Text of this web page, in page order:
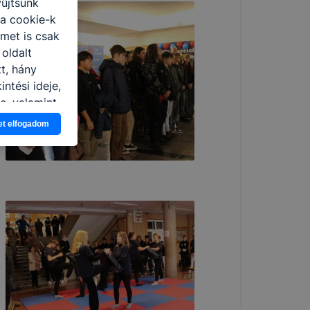
cookie-k
is csak
hány
ideje,
valamint
Ön
elfogadom